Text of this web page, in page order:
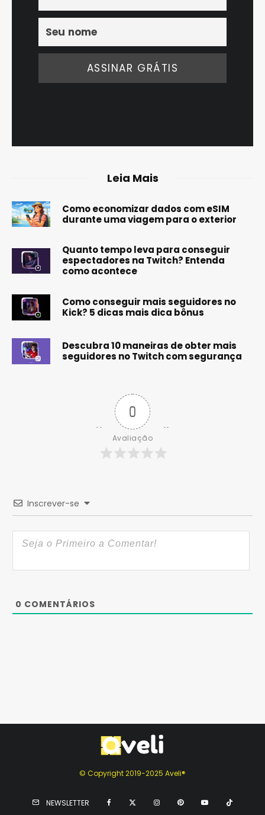
Leia Mais
Como economizar dados com eSIM
durante uma viagem para o exterior
Quanto tempo leva para conseguir
espectadores na Twitch? Entenda
como acontece
Como conseguir mais seguidores no
Kick? 5 dicas mais dica bônus
Descubra 10 maneiras de obter mais
seguidores no Twitch com segurança
0
Avaliação
Inscrever-se
0 COMENTÁRIOS
© Copyright 2019-2025 Aveli®
NEWSLETTER